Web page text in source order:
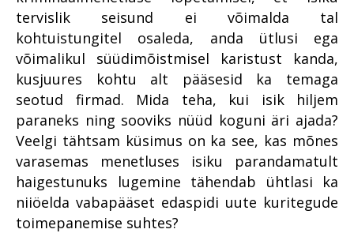
tervislik seisund ei võimalda tal
kohtuistungitel osaleda, anda ütlusi ega
võimalikul süüdimõistmisel karistust kanda,
kusjuures kohtu alt pääsesid ka temaga
seotud firmad. Mida teha, kui isik hiljem
paraneks ning sooviks nüüd koguni äri ajada?
Veelgi tähtsam küsimus on ka see, kas mõnes
varasemas menetluses isiku parandamatult
haigestunuks lugemine tähendab ühtlasi ka
niiöelda vabapääset edaspidi uute kuritegude
toimepanemise suhtes?